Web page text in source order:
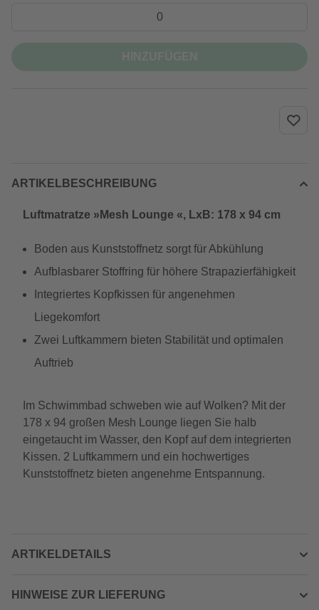
ARTIKELBESCHREIBUNG
Luftmatratze »Mesh Lounge «, LxB: 178 x 94 cm
Boden aus Kunststoffnetz sorgt für Abkühlung
Aufblasbarer Stoffring für höhere Strapazierfähigkeit
Integriertes Kopfkissen für angenehmen
Liegekomfort
Zwei Luftkammern bieten Stabilität und optimalen
Auftrieb
Im Schwimmbad schweben wie auf Wolken? Mit der
178 x 94 großen Mesh Lounge liegen Sie halb
eingetaucht im Wasser, den Kopf auf dem integrierten
Kissen. 2 Luftkammern und ein hochwertiges
Kunststoffnetz bieten angenehme Entspannung.
ARTIKELDETAILS
HINWEISE ZUR LIEFERUNG